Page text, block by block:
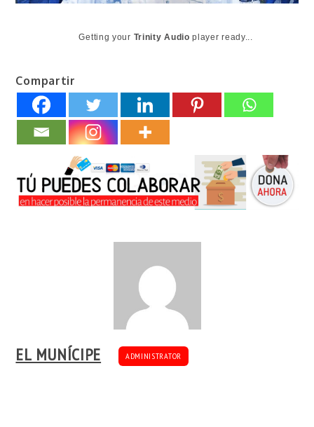
Getting your Trinity Audio player ready...
Compartir
EL MUNÍCIPE ADMINISTRATOR